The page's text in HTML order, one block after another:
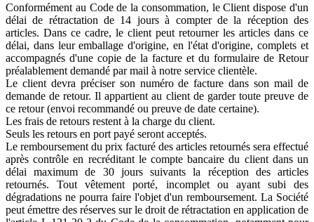
Conformément au Code de la consommation, le Client dispose d'un
délai de rétractation de 14 jours à compter de la réception des
articles. Dans ce cadre, le client peut retourner les articles dans ce
délai, dans leur emballage d'origine, en l'état d'origine, complets et
accompagnés d'une copie de la facture et du formulaire de Retour
préalablement demandé par mail à notre service clientèle.
Le client devra préciser son numéro de facture dans son mail de
demande de retour. Il appartient au client de garder toute preuve de
ce retour (envoi recommandé ou preuve de date certaine).
Les frais de retours restent à la charge du client.
Seuls les retours en port payé seront acceptés.
Le remboursement du prix facturé des articles retournés sera effectué
après contrôle en recréditant le compte bancaire du client dans un
délai maximum de 30 jours suivants la réception des articles
retournés. Tout vêtement porté, incomplet ou ayant subi des
dégradations ne pourra faire l'objet d'un remboursement. La Société
peut émettre des réserves sur le droit de rétractation en application de